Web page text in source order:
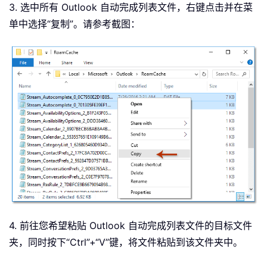
3. 选中所有 Outlook 自动完成列表文件，右键点击并在菜
单中选择“复制”。请参考截图：
4. 前往您希望粘贴 Outlook 自动完成列表文件的目标文件
夹，同时按下“Ctrl”+“V”键，将文件粘贴到该文件夹中。